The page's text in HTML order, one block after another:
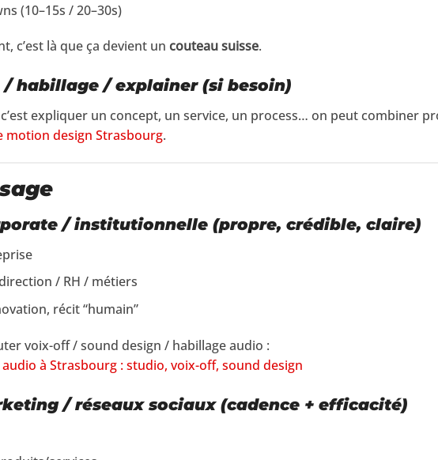
(10–15s / 20–30s)
c’est là que ça devient un couteau suisse.
/ habillage / explainer (si besoin)
expliquer un concept, un service, un process… on peut combiner
motion design Strasbourg.
/ institutionnelle (propre, crédible, claire)
/ RH / métiers
récit “humain”
voix-off / sound design / habillage audio :
à Strasbourg : studio, voix-off, sound design
/ réseaux sociaux (cadence + efficacité)